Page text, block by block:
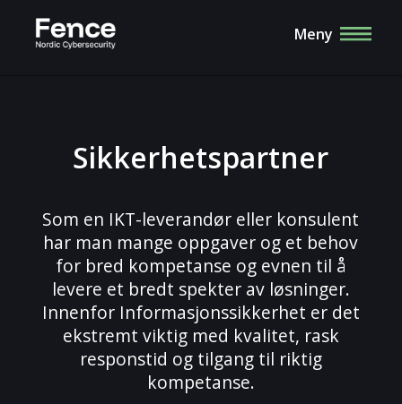
Meny
Sikkerhetspartner
Som en IKT-leverandør eller konsulent
har man mange oppgaver og et behov
for bred kompetanse og evnen til å
levere et bredt spekter av løsninger.
Innenfor Informasjonssikkerhet er det
ekstremt viktig med kvalitet, rask
responstid og tilgang til riktig
kompetanse.